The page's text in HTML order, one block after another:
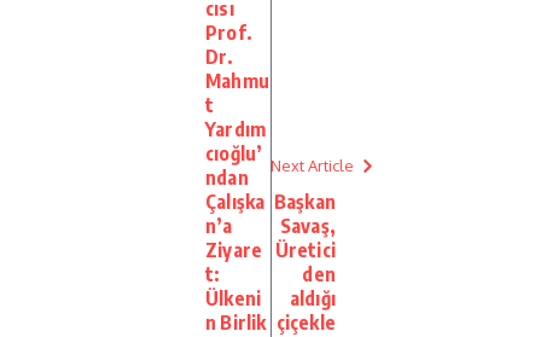
cısı
Prof.
Dr.
Mahmu
t
Yardım
cıoğlu’
ndan
Çalışka
n’a
Ziyare
t:
Ülkeni
n Birlik
Next Article
Başkan
Savaş,
Üretici
den
aldığı
çiçekle